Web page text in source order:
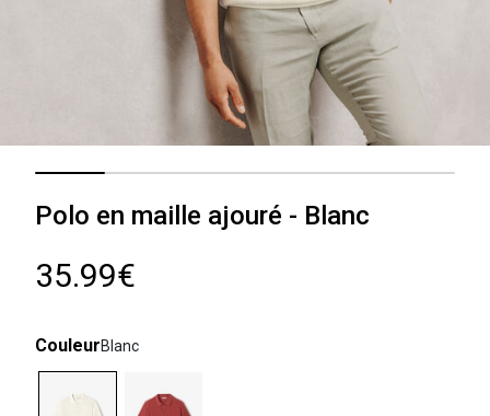
Polo en maille ajouré - Blanc
35.99€
CouleurBlanc